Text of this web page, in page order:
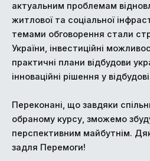
актуальним проблемам
житлової та соціальної
темами обговорення стали
України, інвестиційні
практичні плани відбудови
інноваційні рішення у
Переконані, що завдяки
обраному курсу, зможемо
перспективним майбутнім.
задля Перемоги!